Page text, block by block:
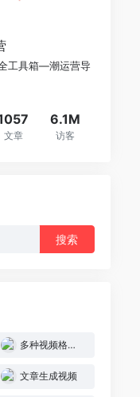
工具箱—潮运营导
文章
6.1M
访客
多种视频格式转换
文章生成视频